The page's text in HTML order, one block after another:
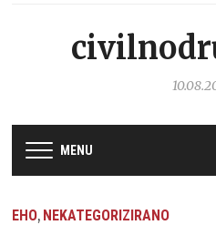
MENU
EHO, NEKATEGORIZIRANO